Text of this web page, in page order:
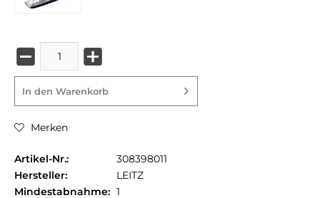
In den Warenkorb
Merken
Artikel-Nr.:
308398011
Hersteller:
LEITZ
Mindestabnahme: 1